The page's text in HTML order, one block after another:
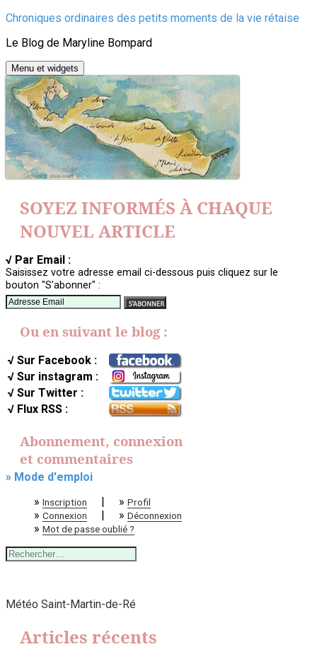
Aller
contenu
Chroniques ordinaires des petits moments de la vie rétaise
Le Blog de Maryline Bompard
Menu et widgets
SOYEZ INFORMÉS À CHAQUE
NOUVEL ARTICLE
√ Par Email :
Saisissez votre adresse email ci-dessous puis cliquez sur le
bouton "S'abonner" :
Ou en suivant le blog :
√ Sur Facebook :
√ Sur instagram :
√ Sur Twitter :
√ Flux RSS :
Abonnement, connexion
et commentaires
» Mode d'emploi
» Inscription | » Profil
» Connexion | » Déconnexion
» Mot de passe oublié ?
Rechercher :
Météo Saint-Martin-de-Ré
Articles récents